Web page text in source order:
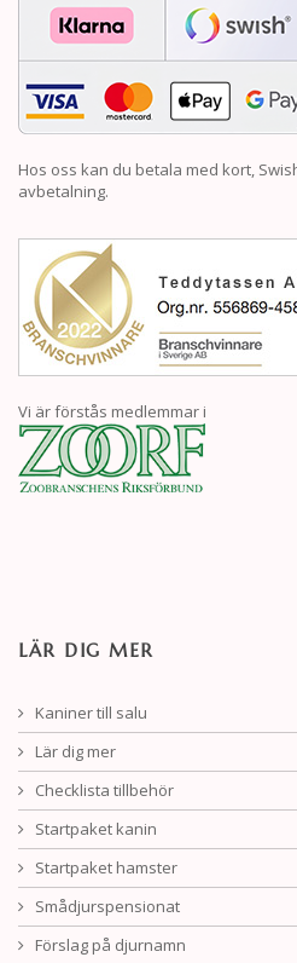
Hos oss kan du betala med kort,
avbetalning.
Vi är förstås medlemmar i
LÄR DIG MER
Kaniner till salu
Lär dig mer
Checklista tillbehör
Startpaket kanin
Startpaket hamster
Smådjurspensionat
Förslag på djurnamn